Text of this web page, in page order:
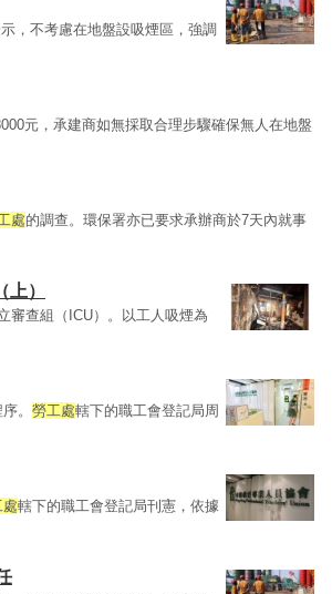
，不考慮在地盤設吸煙區，強調
元，承建商如無採取合理步驟確保無人在地盤
處的調查。環保署亦已要求承辦商於7天內就事
）
審查組（ICU）。以工人吸煙為
。 勞工處轄下的職工會登記局周
處轄下的職工會登記局刊憲，依據